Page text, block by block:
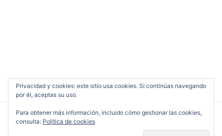
Privacidad y cookies: este sitio usa cookies. Si continúas navegando
por él, aceptas su uso.
Para obtener más información, incluido cómo gestionar las cookies,
consulta: Política de cookies